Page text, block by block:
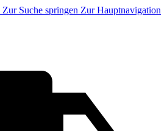
Zur Suche springen Zur Hauptnavigation